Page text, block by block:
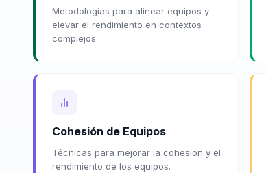
Metodologías para alinear equipos y
elevar el rendimiento en contextos
complejos.
Cohesión de Equipos
Técnicas para mejorar la cohesión y el
rendimiento de los equipos.